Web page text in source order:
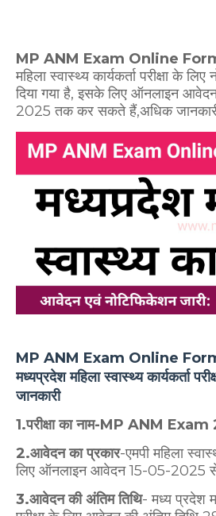
MP ANM Exam Online
महिला स्वास्थ्य कार्यकर्ता परीक्षा के
दिया गया है, इसके लिए ऑनलाइन
2025 तक कर सकते हैं,अधिक
MP ANM Exam Online
मध्यप्रदेश महिला स्वास्थ्य कार्यकर्ता
जानकारी
1.परीक्षा का नाम-MP ANM
2.आवेदन का प्रकार-एमपी महिला
लिए ऑनलाइन आवेदन 15-05-2025
3.आवेदन की अंतिम तिथि- मध्य प्रदेश